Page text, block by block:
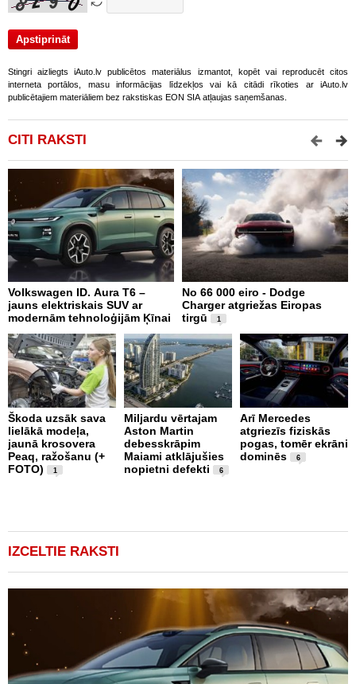
Stingri aizliegts iAuto.lv publicētos materiālus izmantot, kopēt vai reproducēt citos
interneta portālos, masu informācijas līdzekļos vai kā citādi rīkoties ar iAuto.lv
publicētajiem materiāliem bez rakstiskas EON SIA atļaujas saņemšanas.
CITI RAKSTI
Volkswagen ID. Aura T6 –
jauns elektriskais SUV ar
modernām tehnoloģijām Ķīnai
No 66 000 eiro - Dodge
Charger atgriežas Eiropas
tirgū
1
Škoda uzsāk sava
lielākā modeļa,
jaunā krosovera
Peaq, ražošanu (+
FOTO)
1
Miljardu vērtajam
Aston Martin
debesskrāpim
Maiami atklājušies
nopietni defekti
6
Arī Mercedes
atgriezīs fiziskās
pogas, tomēr ekrāni
dominēs
6
IZCELTIE RAKSTI